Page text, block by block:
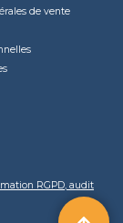
de vente
RGPD, audit